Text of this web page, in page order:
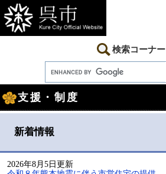
ー
ジ
の
ニ
ュ
ー
て
本
文
検索コーナー
文
支援・制度
新着情報
2026年8月5日更新